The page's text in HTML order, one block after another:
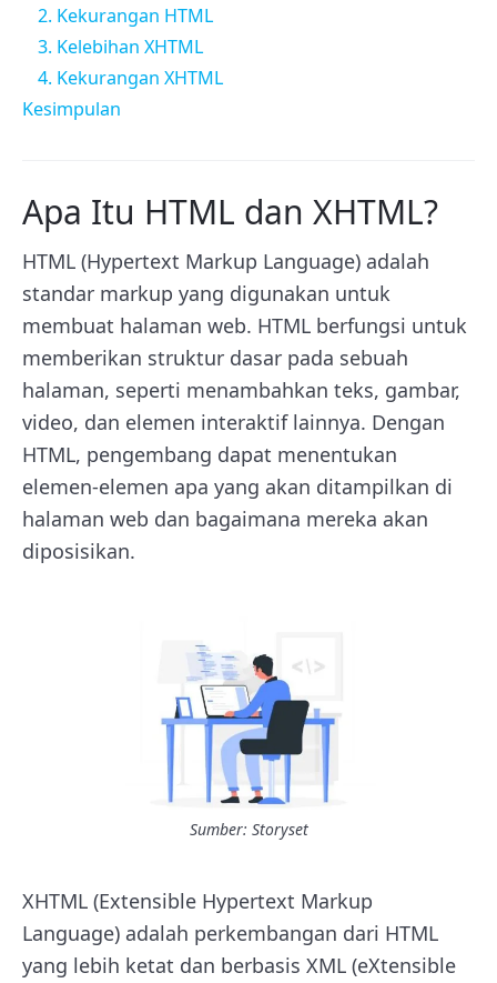
2. Kekurangan HTML
3. Kelebihan XHTML
4. Kekurangan XHTML
Kesimpulan
Apa Itu HTML dan XHTML?
HTML (Hypertext Markup Language) adalah
standar markup yang digunakan untuk
membuat halaman web. HTML berfungsi untuk
memberikan struktur dasar pada sebuah
halaman, seperti menambahkan teks, gambar,
video, dan elemen interaktif lainnya. Dengan
HTML, pengembang dapat menentukan
elemen-elemen apa yang akan ditampilkan di
halaman web dan bagaimana mereka akan
diposisikan.
Sumber: Storyset
XHTML (Extensible Hypertext Markup
Language) adalah perkembangan dari HTML
yang lebih ketat dan berbasis XML (eXtensible